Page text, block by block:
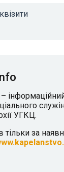
–
УГКЦ.
тільки за